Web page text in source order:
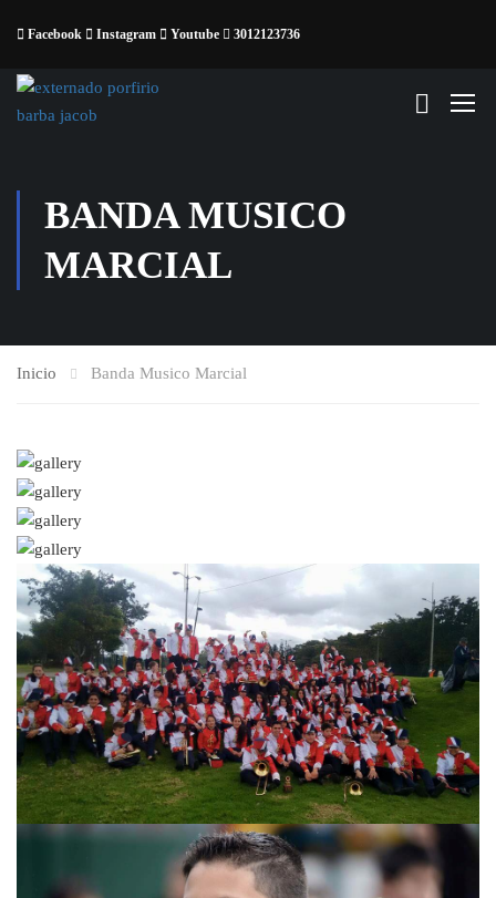
Facebook Instagram Youtube 3012123736
BANDA MUSICO
MARCIAL
Inicio Banda Musico Marcial